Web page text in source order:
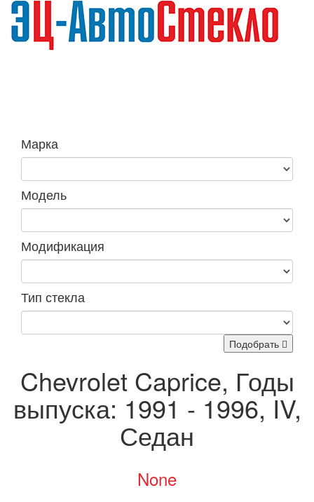
Марка
Модель
Модификация
Тип стекла
Подобрать
Chevrolet Caprice, Годы
выпуска: 1991 - 1996, IV,
Седан
None